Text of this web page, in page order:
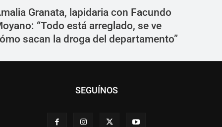
Granata, lapidaria con Facundo
“Todo está arreglado, se ve
sacan la droga del departamento”
SEGUÍNOS